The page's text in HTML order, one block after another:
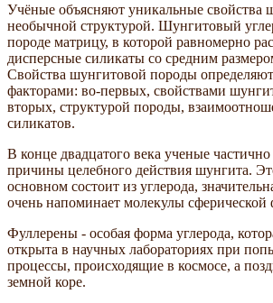
Учёные объясняют уникальные свойства
необычной структурой. Шунгитовый
породе матрицу, в которой равномерно
дисперсные силикаты со средним
Свойства шунгитовой породы
факторами: во-первых, свойствами
вторых, структурой породы,
силикатов.
В конце двадцатого века ученые
причины целебного действия шунгита.
основном состоит из углерода,
очень напоминает молекулы
Фуллерены - особая форма углерода,
открыта в научных лабораториях при
процессы, происходящие в космосе, а
земной коре.